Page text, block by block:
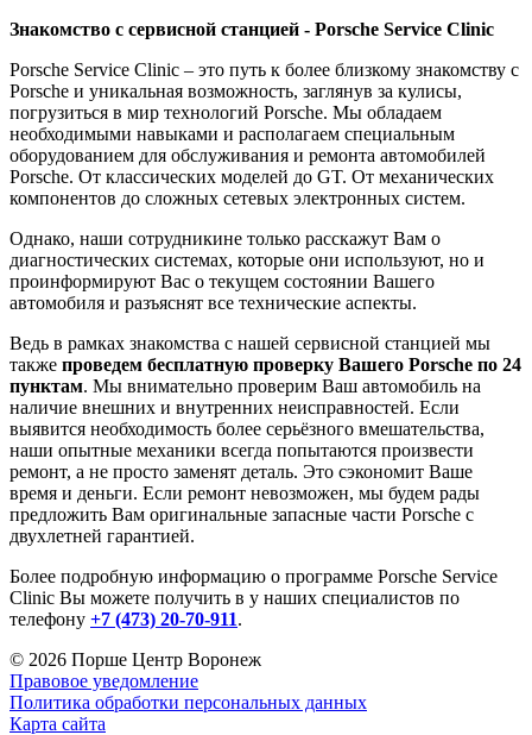
Знакомство с сервисной станцией - Porsche Service Clinic
Porsche Service Clinic – это путь к более близкому знакомству с
Porsche и уникальная возможность, заглянув за кулисы,
погрузиться в мир технологий Porsche. Мы обладаем
необходимыми навыками и располагаем специальным
оборудованием для обслуживания и ремонта автомобилей
Porsche. От классических моделей до GT. От механических
компонентов до сложных сетевых электронных систем.
Однако, наши сотрудникине только расскажут Вам о
диагностических системах, которые они используют, но и
проинформируют Вас о текущем состоянии Вашего
автомобиля и разъяснят все технические аспекты.
Ведь в рамках знакомства с нашей сервисной станцией мы
также проведем бесплатную проверку Вашего Porsche по 24
пунктам. Мы внимательно проверим Ваш автомобиль на
наличие внешних и внутренних неисправностей. Если
выявится необходимость более серьёзного вмешательства,
наши опытные механики всегда попытаются произвести
ремонт, а не просто заменят деталь. Это сэкономит Ваше
время и деньги. Если ремонт невозможен, мы будем рады
предложить Вам оригинальные запасные части Porsche с
двухлетней гарантией.
Более подробную информацию о программе Porsche Service
Clinic Вы можете получить в у наших специалистов по
телефону +7 (473) 20-70-911.
© 2026 Порше Центр Воронеж
Правовое уведомление
Политика обработки персональных данных
Карта сайта